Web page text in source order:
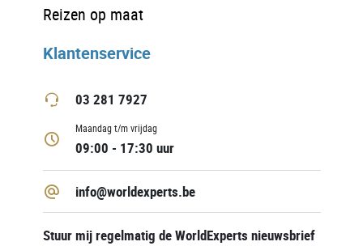
Reizen op maat
Klantenservice
03 281 7927
Maandag t/m vrijdag
09:00 - 17:30 uur
info@worldexperts.be
Stuur mij regelmatig de WorldExperts nieuwsbrief